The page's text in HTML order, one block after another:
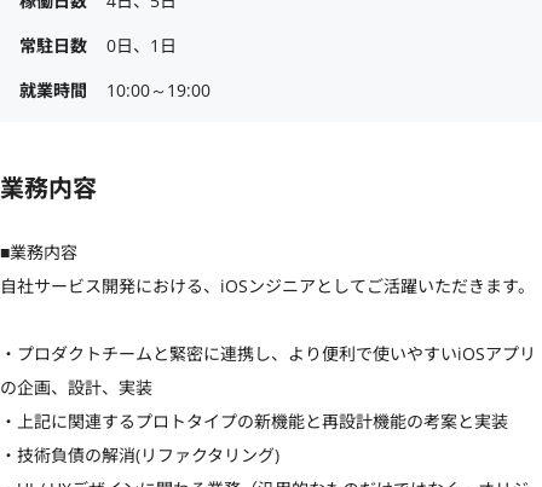
常駐日数
0日、1日
就業時間
10:00～19:00
業務内容
■業務内容
自社サービス開発における、iOSンジニアとしてご活躍いただきます。
・プロダクトチームと緊密に連携し、より便利で使いやすいiOSアプリ
の企画、設計、実装
・上記に関連するプロトタイプの新機能と再設計機能の考案と実装
・技術負債の解消(リファクタリング)